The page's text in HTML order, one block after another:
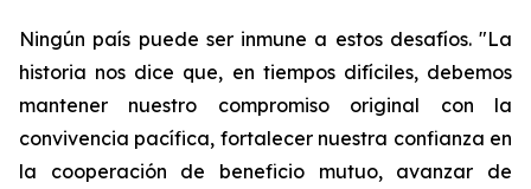
Ningún país puede ser inmune a estos desafíos. "La
historia nos dice que, en tiempos difíciles, debemos
mantener nuestro compromiso original con la
convivencia pacífica, fortalecer nuestra confianza en
la cooperación de beneficio mutuo, avanzar de